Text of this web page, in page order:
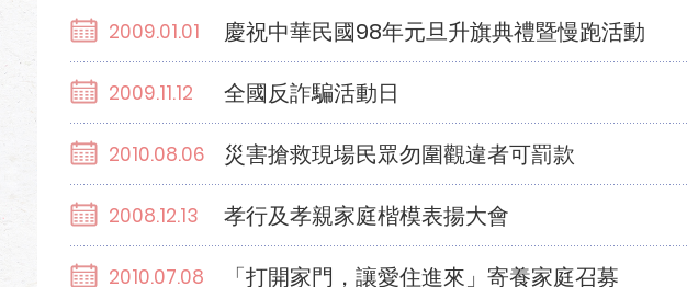
2009.01.01 慶祝中華民國98年元旦升旗典禮暨慢跑活動
2009.11.12 全國反詐騙活動日
2010.08.06 災害搶救現場民眾勿圍觀違者可罰款
2008.12.13 孝行及孝親家庭楷模表揚大會
2010.07.08 「打開家門，讓愛住進來」寄養家庭召募